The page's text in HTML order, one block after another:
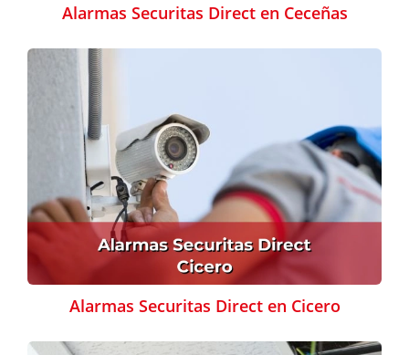
Alarmas Securitas Direct en Ceceñas
Alarmas Securitas Direct en Cicero